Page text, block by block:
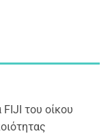
του οίκου